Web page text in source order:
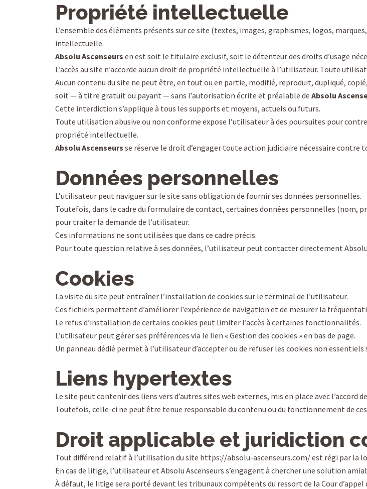
Propriété intellectuelle
L’ensemble des éléments présents sur ce site (textes, images, graphismes, logos,
intellectuelle.
Absolu Ascenseurs en est soit le titulaire exclusif, soit le détenteur des droits d’usage
L’accès au site n’accorde aucun droit de propriété intellectuelle à l’utilisateur. Toute
Aucun contenu du site ne peut être, en tout ou en partie, modifié, reproduit, dupliqué,
soit — à titre gratuit ou payant — sans l’autorisation écrite et préalable de Absolu
Cette interdiction s’applique à tous les supports et moyens, actuels ou futurs.
Toute utilisation abusive ou non conforme expose l’utilisateur à des poursuites pour
propriété intellectuelle.
Absolu Ascenseurs se réserve le droit d’engager toute action judiciaire nécessaire contre
Données personnelles
L’utilisateur peut naviguer sur le site sans obligation de fournir ses données personnelles.
Toutefois, dans le cadre du formulaire de contact, certaines données personnelles (nom,
pour traiter la demande de l’utilisateur.
Ces informations ne sont utilisées que dans ce cadre précis.
Pour toute question relative à ses données, l’utilisateur peut contacter directement
Cookies
La visite du site peut entraîner l’installation de cookies sur le terminal de l’utilisateur.
Ces fichiers permettent d’améliorer l’expérience de navigation et de mesurer la
Le refus d’installation de certains cookies peut limiter l’accès à certaines fonctionnalités.
L’utilisateur peut gérer ses préférences via le lien « Gestion des cookies » en bas de page.
Un panneau dédié permet à l’utilisateur d’accepter ou de refuser les cookies non essentiels
Liens hypertextes
Le site peut contenir des liens vers d’autres sites web externes, mis en place avec l’accord
Toutefois, celle-ci ne peut être tenue responsable du contenu ou du fonctionnement de
Droit applicable et juridiction
Tout différend relatif à l’utilisation du site https://absolu-ascenseurs.com/ est régi par la
En cas de litige, l’utilisateur et Absolu Ascenseurs s’engagent à chercher une solution
À défaut, le litige sera porté devant les tribunaux compétents du ressort de la Cour